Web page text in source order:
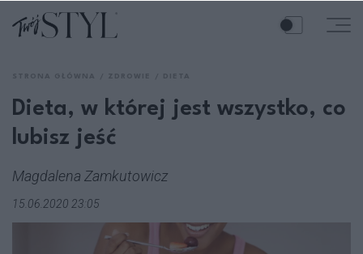
Dieta, w której jest wszystko, co
lubisz jeść
Magdalena Zamkutowicz
15.06.2020 23:05